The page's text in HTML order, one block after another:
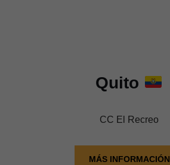
Quito
CC El Recreo
MÁS INFORMACIÓN